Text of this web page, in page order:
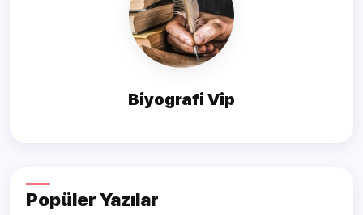
Biyografi Vip
Popüler Yazılar